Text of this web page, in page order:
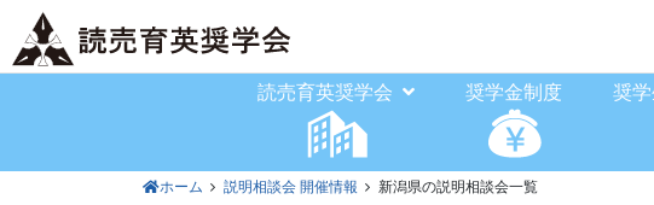
読売育英奨学会 奨学金制度 奨
ホーム 説明相談会 開催情報 新潟県の説明相談会一覧